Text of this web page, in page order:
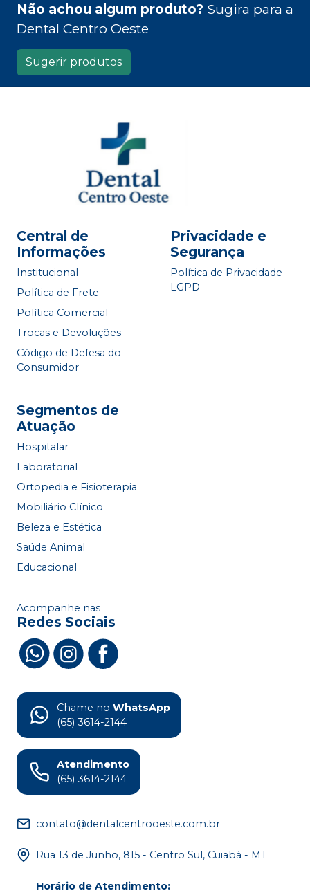
Não achou algum produto? Sugira para a
Dental Centro Oeste
Sugerir produtos
Central de
Informações
Institucional
Política de Frete
Política Comercial
Trocas e Devoluções
Código de Defesa do
Consumidor
Privacidade e
Segurança
Política de Privacidade -
LGPD
Segmentos de
Atuação
Hospitalar
Laboratorial
Ortopedia e Fisioterapia
Mobiliário Clínico
Beleza e Estética
Saúde Animal
Educacional
Acompanhe nas
Redes Sociais
Chame no WhatsApp
(65) 3614-2144
Atendimento
(65) 3614-2144
contato@dentalcentrooeste.com.br
Rua 13 de Junho, 815 - Centro Sul, Cuiabá - MT
Horário de Atendimento: